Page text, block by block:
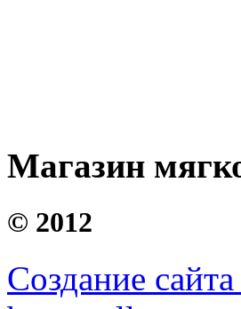
Магазин
© 2012
Создание